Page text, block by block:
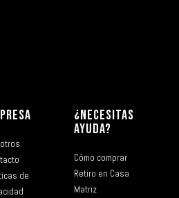
de
¿NECESITAS
AYUDA?
Cómo comprar
Retiro en Casa
Matriz